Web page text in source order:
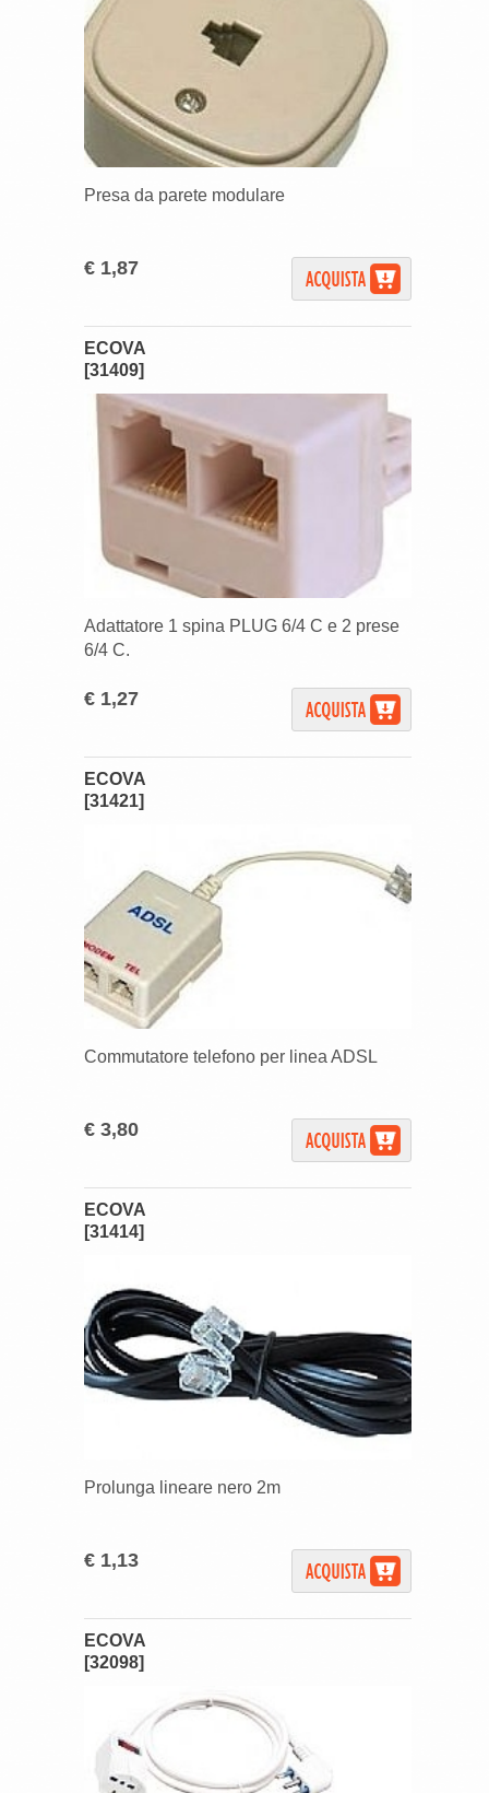
Presa da parete modulare
€ 1,87
ECOVA
[31409]
Adattatore 1 spina PLUG 6/4 C e 2 prese
6/4 C.
€ 1,27
ECOVA
[31421]
Commutatore telefono per linea ADSL
€ 3,80
ECOVA
[31414]
Prolunga lineare nero 2m
€ 1,13
ECOVA
[32098]